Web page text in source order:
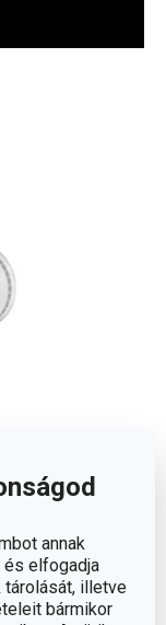
annak
elfogadja
tárolását, illetve
bármikor